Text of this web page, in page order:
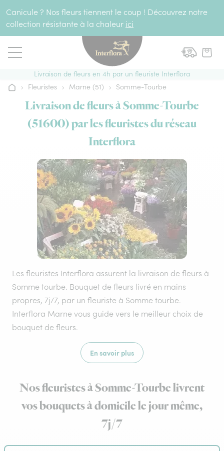
Canicule ? Nos fleurs tiennent le coup ! Découvrez notre
collection résistante à la chaleur ici
Livraison de fleurs en 4h par un fleuriste Interflora
Accueil
› Fleuristes › Marne (51) › Somme-Tourbe
Livraison de fleurs à Somme-Tourbe
(51600) par les fleuristes du réseau
Interflora
Les fleuristes Interflora assurent la livraison de fleurs à
Somme tourbe. Bouquet de fleurs livré en mains
propres, 7j/7, par un fleuriste à Somme tourbe.
Interflora Marne vous guide vers le meilleur choix de
bouquet de fleurs.
En savoir plus
Nos fleuristes à Somme-Tourbe livrent
vos bouquets à domicile le jour même,
7j/7